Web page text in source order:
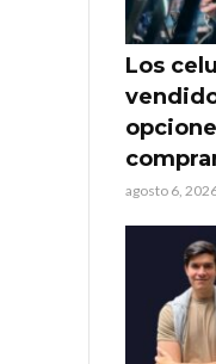
Los
agosto 6,